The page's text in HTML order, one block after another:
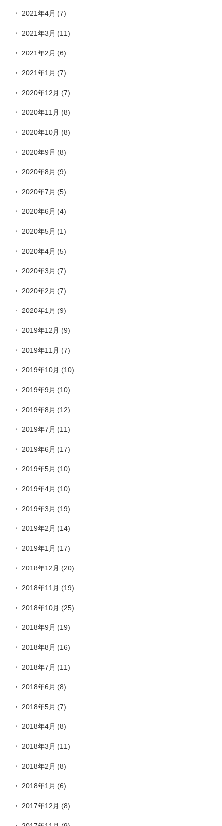
2021年4月 (7)
2021年3月 (11)
2021年2月 (6)
2021年1月 (7)
2020年12月 (7)
2020年11月 (8)
2020年10月 (8)
2020年9月 (8)
2020年8月 (9)
2020年7月 (5)
2020年6月 (4)
2020年5月 (1)
2020年4月 (5)
2020年3月 (7)
2020年2月 (7)
2020年1月 (9)
2019年12月 (9)
2019年11月 (7)
2019年10月 (10)
2019年9月 (10)
2019年8月 (12)
2019年7月 (11)
2019年6月 (17)
2019年5月 (10)
2019年4月 (10)
2019年3月 (19)
2019年2月 (14)
2019年1月 (17)
2018年12月 (20)
2018年11月 (19)
2018年10月 (25)
2018年9月 (19)
2018年8月 (16)
2018年7月 (11)
2018年6月 (8)
2018年5月 (7)
2018年4月 (8)
2018年3月 (11)
2018年2月 (8)
2018年1月 (6)
2017年12月 (8)